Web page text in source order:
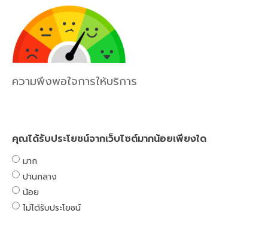
ความพึงพอใจการให้บริการ
คุณได้รับประโยชน์จากเว็บไซต์มากน้อยเพียงใด
มาก
ปานกลาง
น้อย
ไม่ได้รับประโยชน์